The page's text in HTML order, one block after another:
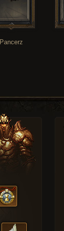
Pancerz